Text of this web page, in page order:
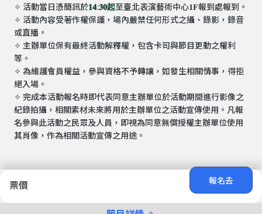
票價
報名去
✧ 活動當日憑簡訊於𝟏𝟒:𝟑𝟎起至臺北表演藝術中心𝟏𝐅報到處報到。
✧ 活動內容受著作權保護，場內嚴禁任何形式之攝、錄影，錄音
或直播。
✧ 主辦單位保有最終活動解釋權，包含卡司與節目更動之權利
等。
✧ 為維護會員權益，參與資格不予轉讓，如發生相關情事，得拒
絕入場。
✧ 完成本活動報名時即代表同意主辦單位於活動期間進行影像之
紀錄拍攝，相關素材未來將用於主辦單位之活動宣傳使用。凡報
名參與此活動之民眾及人員，即視為同意無償授權主辦單位使用
其肖像，作為相關活動宣傳之用途。